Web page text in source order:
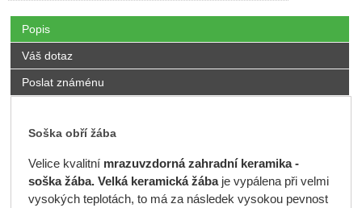
Popis
Váš dotaz
Poslat známénu
Soška obří žába
Velice kvalitní mrazuvzdorná zahradní keramika -
soška žába. Velká keramická žábaje vypálena při velmi
vysokých teplotách, to má za následek vysokou pevnost